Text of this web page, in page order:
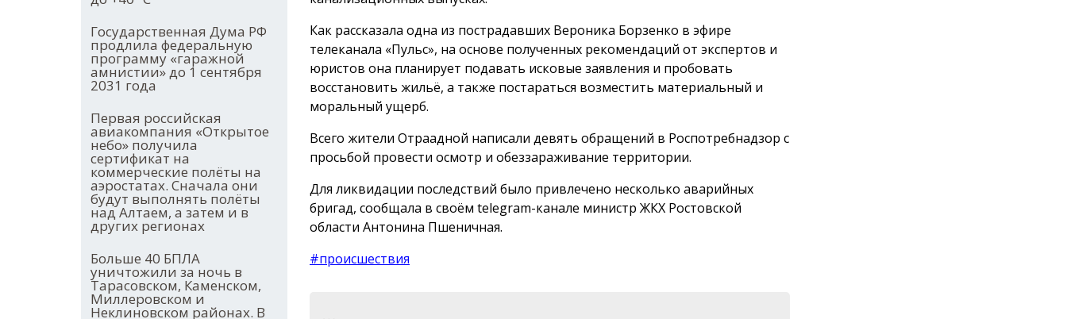
Государственная Дума РФ
продлила федеральную
программу «гаражной
амнистии» до 1 сентября
2031 года
Первая российская
авиакомпания «Открытое
небо» получила
сертификат на
коммерческие полёты на
аэростатах. Сначала они
будут выполнять полёты
над Алтаем, а затем и в
других регионах
Больше 40 БПЛА
уничтожили за ночь в
Тарасовском, Каменском,
Миллеровском и
Неклиновском районах. В
Как рассказала одна из пострадавших Вероника Борзенко в эфире
телеканала «Пульс», на основе полученных рекомендаций от экспертов и
юристов она планирует подавать исковые заявления и пробовать
восстановить жильё, а также постараться возместить материальный и
моральный ущерб.
Всего жители Отраадной написали девять обращений в Роспотребнадзор с
просьбой провести осмотр и обеззараживание территории.
Для ликвидации последствий было привлечено несколько аварийных
бригад, сообщала в своём telegram-канале министр ЖКХ Ростовской
области Антонина Пшеничная.
#происшествия